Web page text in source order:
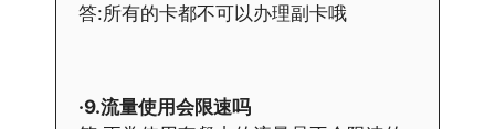
答:所有的卡都不可以办理副卡哦
·9.流量使用会限速吗